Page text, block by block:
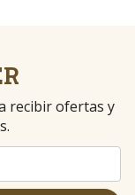
recibir ofertas y